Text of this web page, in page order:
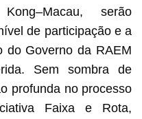
serão
de participação e a
do Governo da RAEM
Sem sombra de
profunda no processo
Faixa e Rota,